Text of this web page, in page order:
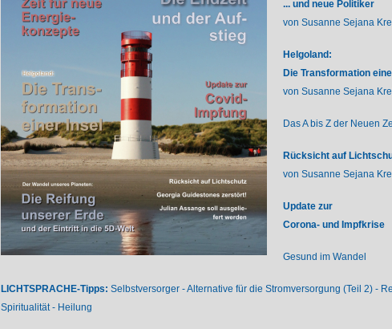
... und neue Politiker
von Susanne Sejana
Helgoland:
Die Transformation
von Susanne Sejana
Das A bis Z der Neuen
Rücksicht auf
von Susanne Sejana
Update zur
Corona- und Impfkrise
Gesund im Wandel
LICHTSPRACHE-Tipps: Selbstversorger - Alternative für die Stromversorgung (Teil 2) -
Spiritualität - Heilung